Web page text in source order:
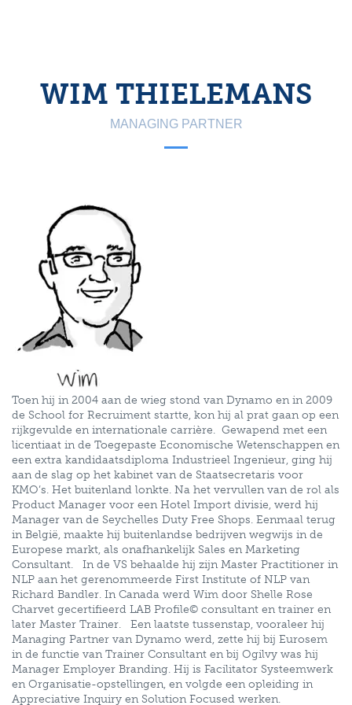
WIM THIELEMANS
MANAGING PARTNER
Toen hij in 2004 aan de wieg stond van Dynamo en in 2009
de School for Recruiment startte, kon hij al prat gaan op een
rijkgevulde en internationale carrière. Gewapend met een
licentiaat in de Toegepaste Economische Wetenschappen en
een extra kandidaatsdiploma Industrieel Ingenieur, ging hij
aan de slag op het kabinet van de Staatsecretaris voor
KMO’s. Het buitenland lonkte. Na het vervullen van de rol als
Product Manager voor een Hotel Import divisie, werd hij
Manager van de Seychelles Duty Free Shops. Eenmaal terug
in België, maakte hij buitenlandse bedrijven wegwijs in de
Europese markt, als onafhankelijk Sales en Marketing
Consultant. In de VS behaalde hij zijn Master Practitioner in
NLP aan het gerenommeerde First Institute of NLP van
Richard Bandler. In Canada werd Wim door Shelle Rose
Charvet gecertifieerd LAB Profile© consultant en trainer en
later Master Trainer. Een laatste tussenstap, vooraleer hij
Managing Partner van Dynamo werd, zette hij bij Eurosem
in de functie van Trainer Consultant en bij Ogilvy was hij
Manager Employer Branding. Hij is Facilitator Systeemwerk
en Organisatie-opstellingen, en volgde een opleiding in
Appreciative Inquiry en Solution Focused werken.